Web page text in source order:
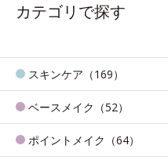
カテゴリで探す
スキンケア（169）
ベースメイク（52）
ポイントメイク（64）